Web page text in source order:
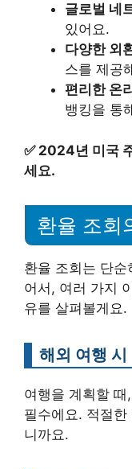
글로벌 네
있어요.
다양한 외
스를 제공
편리한 온
뱅킹을 통
✅ 2024년 미국
세요.
환율 조회
환율 조회는 단
어서, 여러 가지
유를 살펴볼게요.
해외 여행 시
여행을 계획할
필수에요. 적절
니까요.